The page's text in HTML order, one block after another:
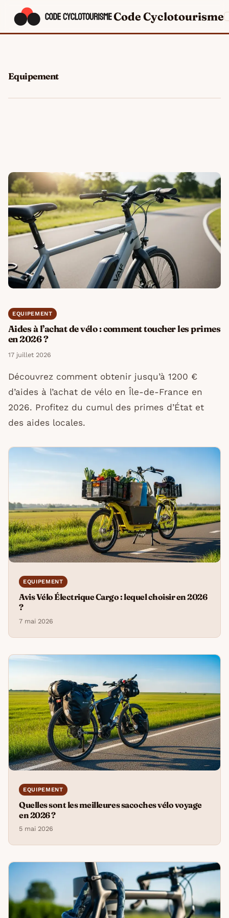
Code Cyclotourisme
Equipement
EQUIPEMENT
Aides à l’achat de vélo : comment toucher les primes
en 2026 ?
17 juillet 2026
Découvrez comment obtenir jusqu’à 1200 €
d’aides à l’achat de vélo en Île-de-France en
2026. Profitez du cumul des primes d’État et
des aides locales.
EQUIPEMENT
Avis Vélo Électrique Cargo : lequel choisir en 2026
?
7 mai 2026
EQUIPEMENT
Quelles sont les meilleures sacoches vélo voyage
en 2026 ?
5 mai 2026